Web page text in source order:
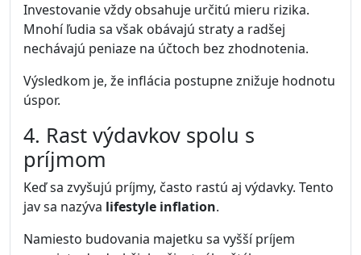
Investovanie vždy obsahuje určitú mieru rizika.
Mnohí ľudia sa však obávajú straty a radšej
nechávajú peniaze na účtoch bez zhodnotenia.
Výsledkom je, že inflácia postupne znižuje hodnotu
úspor.
4. Rast výdavkov spolu s
príjmom
Keď sa zvyšujú príjmy, často rastú aj výdavky. Tento
jav sa nazýva lifestyle inflation.
Namiesto budovania majetku sa vyšší príjem